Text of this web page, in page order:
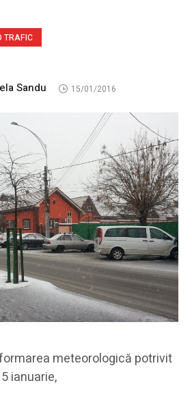
TRAFIC
Sandu 15/01/2016
meteorologică potrivit
ianuarie,